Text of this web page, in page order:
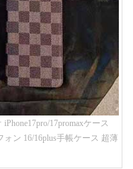
17promaxケース
ン 16/16plus手帳ケース 超薄
iphone15/14/13手帳型スマ